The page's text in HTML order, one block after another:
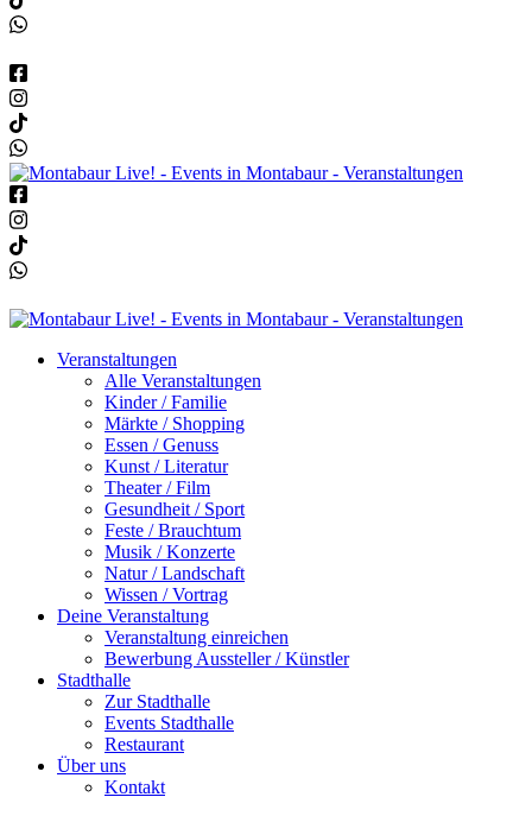
Veranstaltungen
Alle Veranstaltungen
Kinder / Familie
Märkte / Shopping
Essen / Genuss
Kunst / Literatur
Theater / Film
Gesundheit / Sport
Feste / Brauchtum
Musik / Konzerte
Natur / Landschaft
Wissen / Vortrag
Deine Veranstaltung
Veranstaltung einreichen
Bewerbung Aussteller / Künstler
Stadthalle
Zur Stadthalle
Events Stadthalle
Restaurant
Über uns
Kontakt